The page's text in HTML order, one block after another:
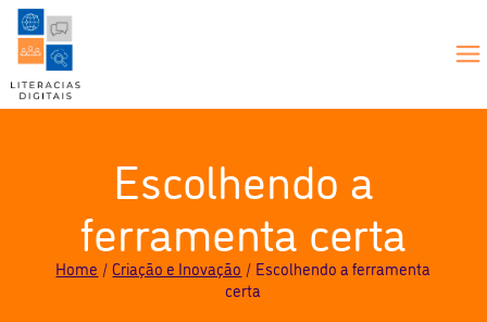
Escolhendo a
ferramenta certa
Home Criação e Inovação
Escolhendo a ferramenta
certa